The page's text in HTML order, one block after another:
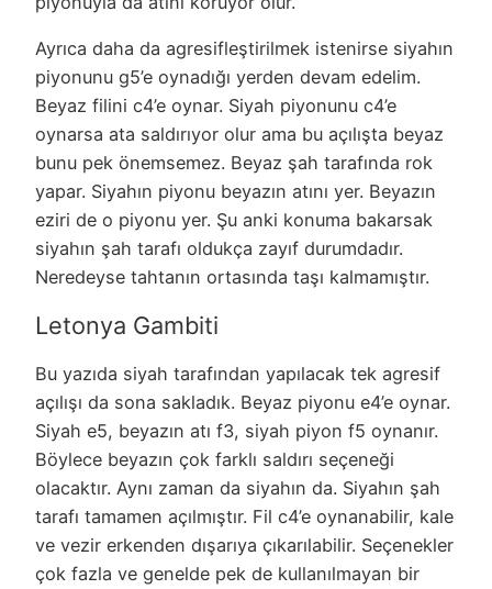
Ayrıca daha da agresifleştirilmek istenirse siyahın
piyonunu g5’e oynadığı yerden devam edelim.
Beyaz filini c4’e oynar. Siyah piyonunu c4’e
oynarsa ata saldırıyor olur ama bu açılışta beyaz
bunu pek önemsemez. Beyaz şah tarafında rok
yapar. Siyahın piyonu beyazın atını yer. Beyazın
eziri de o piyonu yer. Şu anki konuma bakarsak
siyahın şah tarafı oldukça zayıf durumdadır.
Neredeyse tahtanın ortasında taşı kalmamıştır.
Letonya Gambiti
Bu yazıda siyah tarafından yapılacak tek agresif
açılışı da sona sakladık. Beyaz piyonu e4’e oynar.
Siyah e5, beyazın atı f3, siyah piyon f5 oynanır.
Böylece beyazın çok farklı saldırı seçeneği
olacaktır. Aynı zaman da siyahın da. Siyahın şah
tarafı tamamen açılmıştır. Fil c4’e oynanabilir, kale
ve vezir erkenden dışarıya çıkarılabilir. Seçenekler
çok fazla ve genelde pek de kullanılmayan bir